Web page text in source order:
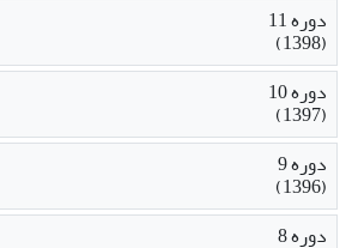
دوره 11
(1398)
دوره 10
(1397)
دوره 9
(1396)
دوره 8